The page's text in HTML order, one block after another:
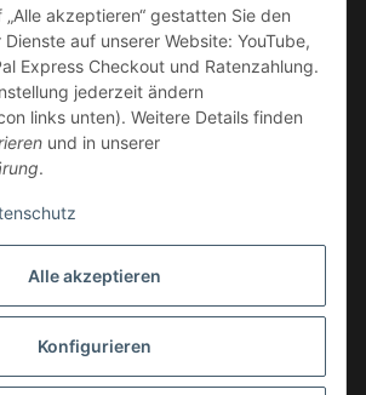
Alle akzeptieren
Konfigurieren
akzeptieren“ gestatten Sie den
auf unserer Website: YouTube,
Express Checkout und Ratenzahlung.
jederzeit ändern
links unten). Weitere Details finden
und in unserer
.
Vertrag widerrufen